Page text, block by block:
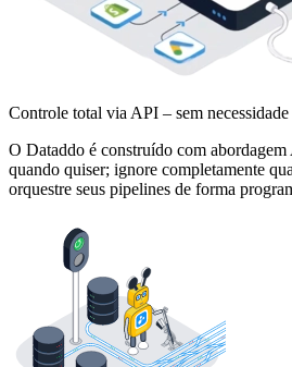
Controle total via API – sem
O Dataddo é construído com
quando quiser; ignore completamente
orquestre seus pipelines de forma